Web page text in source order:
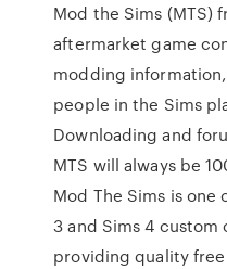
Mod the Sims (MTS)
aftermarket game
modding
people in the Sims
Downloading and
MTS will always be
Mod The Sims is one
3 and Sims 4
providing quality